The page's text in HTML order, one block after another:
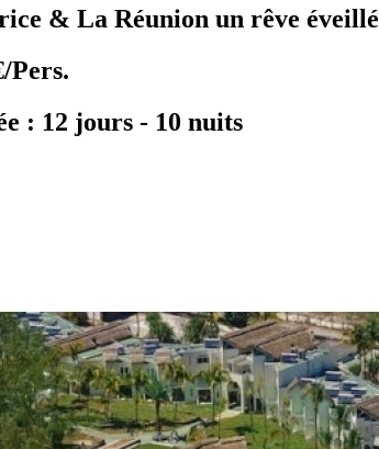
& La Réunion un rêve éveillé
Pers.
: 12 jours - 10 nuits